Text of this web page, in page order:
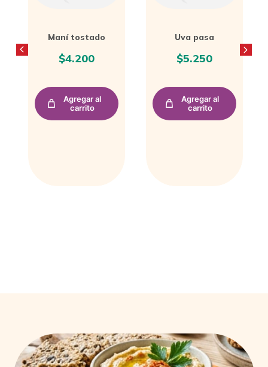
Uva pasa
$5.250
Agregar al
carrito
Platanitos
$4.000
Agregar al